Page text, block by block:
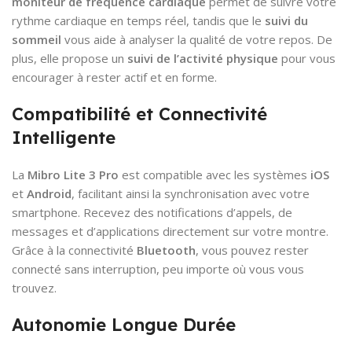
rythme cardiaque en temps réel, tandis que le suivi du
sommeil vous aide à analyser la qualité de votre repos. De
plus, elle propose un suivi de l’activité physique pour vous
encourager à rester actif et en forme.
Compatibilité et Connectivité
Intelligente
La Mibro Lite 3 Pro est compatible avec les systèmes iOS
et Android, facilitant ainsi la synchronisation avec votre
smartphone. Recevez des notifications d’appels, de
messages et d’applications directement sur votre montre.
Grâce à la connectivité Bluetooth, vous pouvez rester
connecté sans interruption, peu importe où vous vous
trouvez.
Autonomie Longue Durée